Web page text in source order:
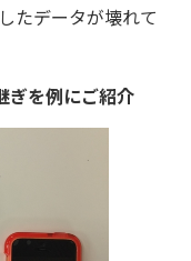
たデータが壊れて
を例にご紹介